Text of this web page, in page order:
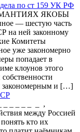
по ст 159 УК РФ
ЯКОБЫ
— шестую часть
на ней законному
Комитеты
уже закономерно
попадает в
клоунов этого
закономерным и […]
_ _ _ _ _ _ ,
между Россией
кто их